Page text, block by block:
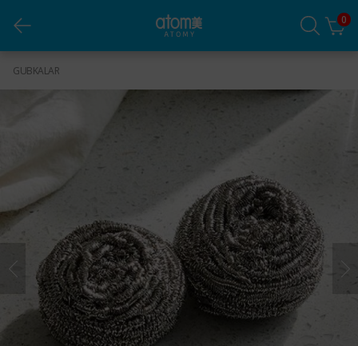
0
GUBKALAR
Zanglamaydigan Po‘lat Gubkalar (2 ta dona)